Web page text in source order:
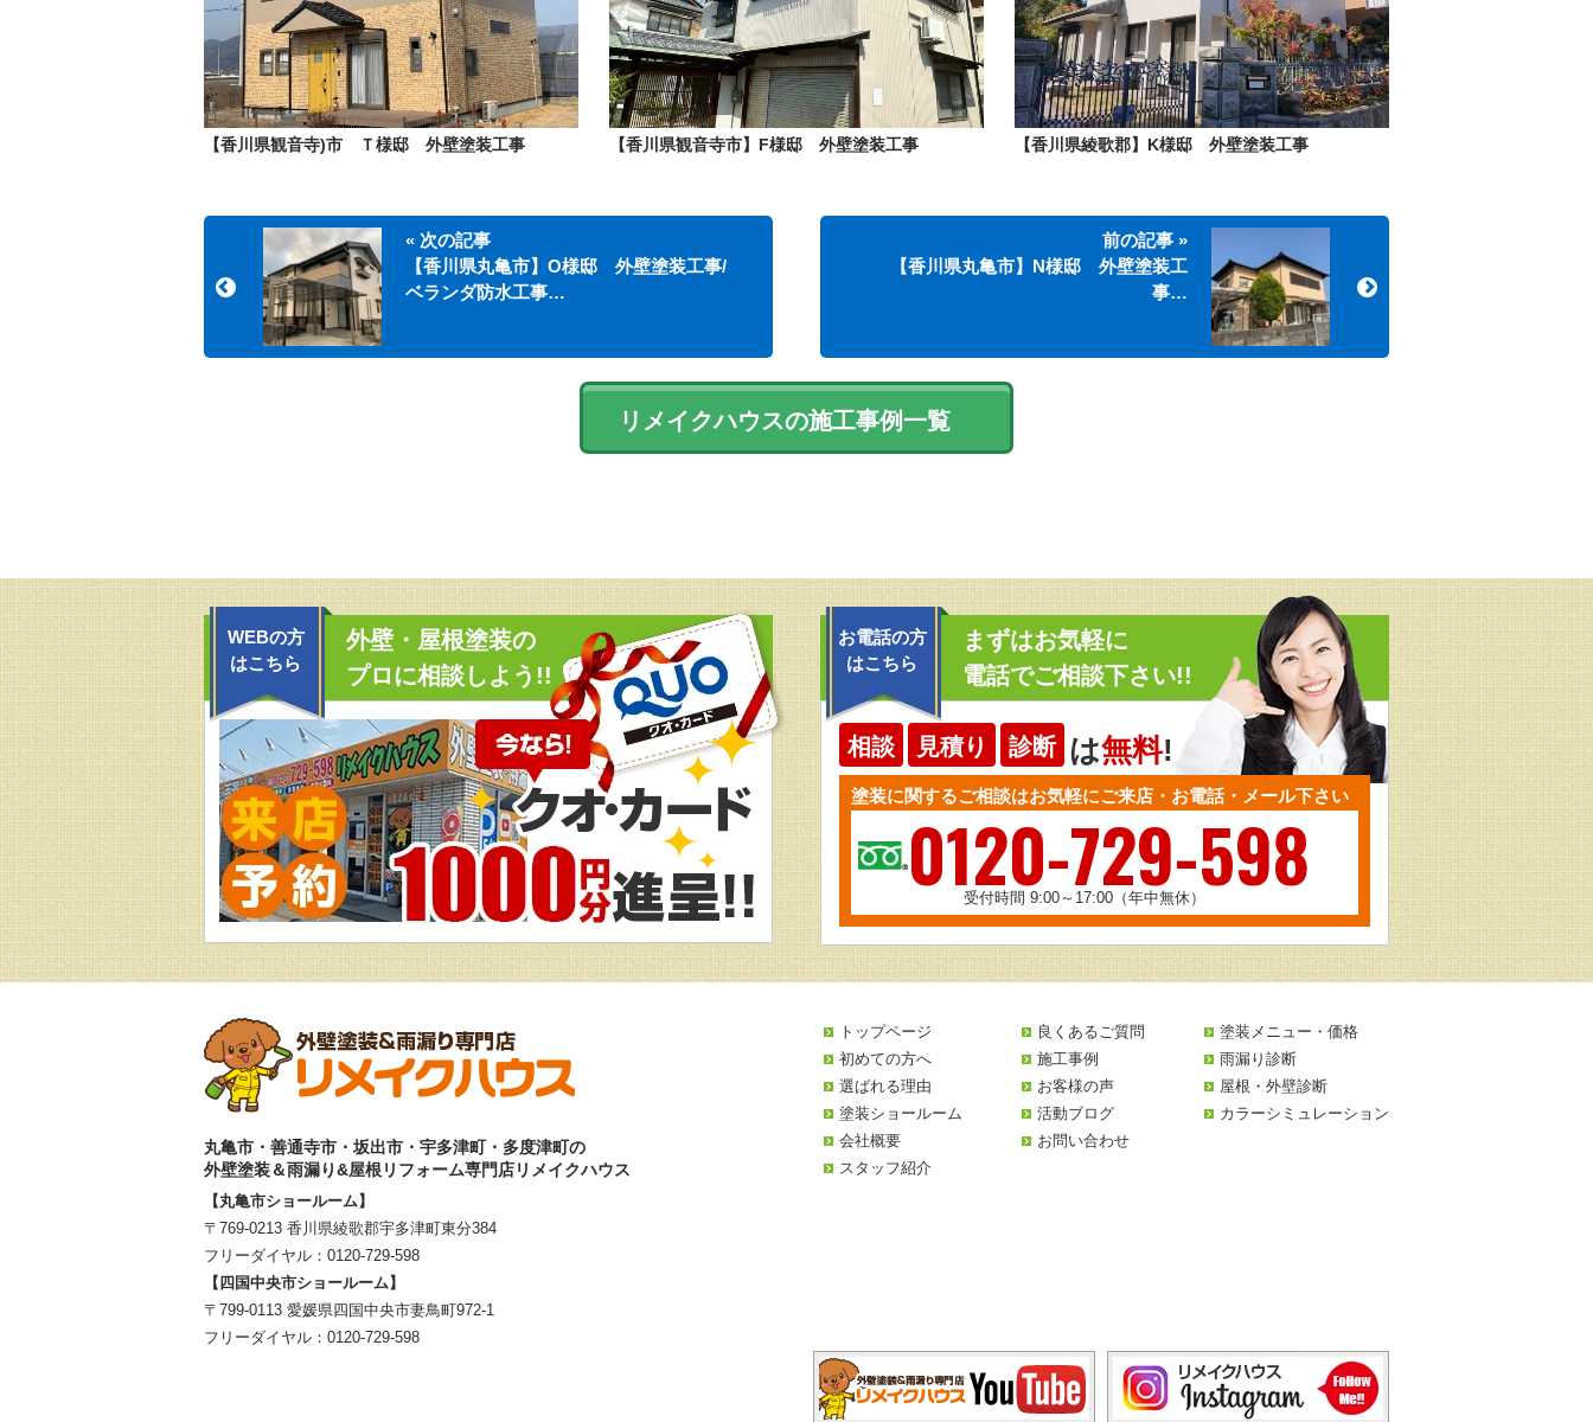
【香川県観音寺)市 Ｔ様邸 外壁塗装工事 【香川県観音寺市】F様邸 外壁塗装工事 【香川県綾歌郡】K様邸 外壁塗装工事
« 次の記事
【香川県丸亀市】O様邸 外壁塗装工事/
ベランダ防水工事…
前の記事 »
【香川県丸亀市】N様邸 外壁塗装工
事…
リメイクハウスの施工事例一覧
お電話の方
はこちら
まずはお気軽に
電話でご相談下さい!!
相談 見積り 診断 は無料!
塗装に関するご相談はお気軽にご来店・お電話・メール下さい
0120-729-598
受付時間 9:00～17:00（年中無休）
WEBの方
はこちら
外壁・屋根塗装の
プロに相談しよう!!
丸亀市・善通寺市・坂出市・宇多津町・多度津町の
外壁塗装＆雨漏り&屋根リフォーム専門店リメイクハウス
【丸亀市ショールーム】
〒769-0213 香川県綾歌郡宇多津町東分384
フリーダイヤル： 0120-729-598
【四国中央市ショールーム】
〒799-0113 愛媛県四国中央市妻鳥町972-1
フリーダイヤル： 0120-729-598
トップページ
初めての方へ
選ばれる理由
塗装ショールーム
会社概要
スタッフ紹介
良くあるご質問
施工事例
お客様の声
活動ブログ
お問い合わせ
塗装メニュー・価格
雨漏り診断
屋根・外壁診断
カラーシミュレーション